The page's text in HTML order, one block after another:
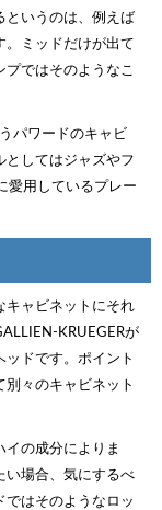
というのは、例えば
。ミッドだけが出て
プではそのようなこ
パワードのキャビ
としてはジャズやフ
愛用しているプレー
キャビネットにそれ
KRUEGERが
ドです。ポイント
々のキャビネット
の成分によりま
い場合、気にするべ
ではそのようなロッ